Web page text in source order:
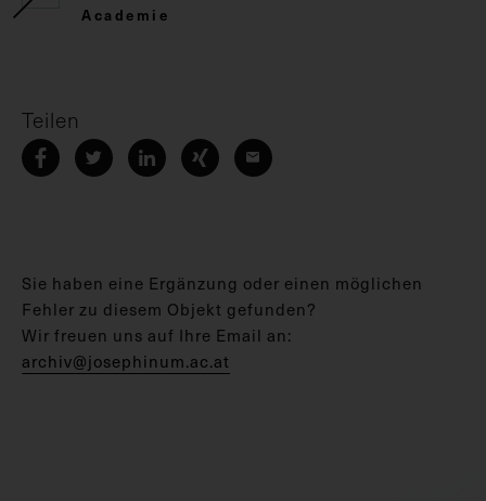
Academie
Teilen
Sie haben eine Ergänzung oder einen möglichen
Fehler zu diesem Objekt gefunden?
Wir freuen uns auf Ihre Email an:
archiv@josephinum.ac.at